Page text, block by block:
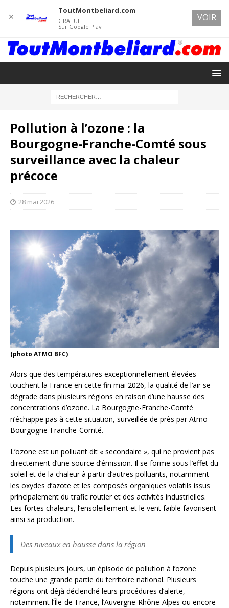
Pollution à l’ozone : la
Bourgogne-Franche-Comté sous
surveillance avec la chaleur
précoce
28 mai 2026
(photo ATMO BFC)
Alors que des températures exceptionnellement élevées
touchent la France en cette fin mai 2026, la qualité de l’air se
dégrade dans plusieurs régions en raison d’une hausse des
concentrations d’ozone. La Bourgogne-Franche-Comté
n’échappe pas à cette situation, surveillée de près par Atmo
Bourgogne-Franche-Comté.
L’ozone est un polluant dit « secondaire », qui ne provient pas
directement d’une source d’émission. Il se forme sous l’effet du
soleil et de la chaleur à partir d’autres polluants, notamment
les oxydes d’azote et les composés organiques volatils issus
principalement du trafic routier et des activités industrielles.
Les fortes chaleurs, l’ensoleillement et le vent faible favorisent
ainsi sa production.
Des niveaux en hausse dans la région
Depuis plusieurs jours, un épisode de pollution à l’ozone
touche une grande partie du territoire national. Plusieurs
régions ont déjà déclenché leurs procédures d’alerte,
notamment l’Île-de-France, l’Auvergne-Rhône-Alpes ou encore
✕
ToutMontbeliard.com
GRATUIT
Sur Google Play
VOIR